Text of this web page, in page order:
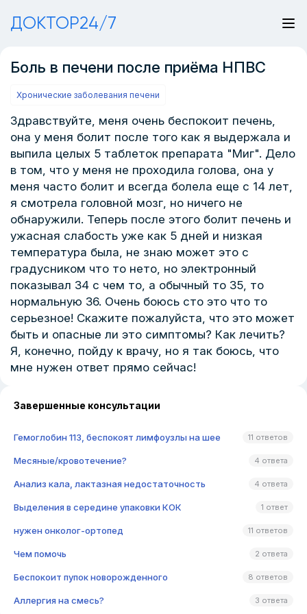
ДОКТОР24/7
Боль в печени после приёма НПВС
Хронические заболевания печени
Здравствуйте, меня очень беспокоит печень,
она у меня болит после того как я выдержала и
выпила целых 5 таблеток препарата "Миг". Дело
в том, что у меня не проходила голова, она у
меня часто болит и всегда болела еще с 14 лет,
я смотрела головной мозг, но ничего не
обнаружили. Теперь после этого болит печень и
ужасная слабость уже как 5 дней и низкая
температура была, не знаю может это с
градусником что то нето, но электронный
показывал 34 с чем то, а обычный то 35, то
нормальную 36. Очень боюсь сто это что то
серьезное! Скажите пожалуйста, что это может
быть и опасные ли это симптомы? Как лечить?
Я, конечно, пойду к врачу, но я так боюсь, что
мне нужен ответ прямо сейчас!
Завершенные консультации
Гемоглобин 113, беспокоят лимфоузлы на шее 11 ответов
Месяные/кровотечение? 4 ответа
Анализ кала, лактазная недостаточность 4 ответа
Выделения в середине упаковки КОК 1 ответ
нужен онколог-ортопед 11 ответов
Чем помочь 2 ответа
Беспокоит пупок новорожденного 8 ответов
Аллергия на смесь? 3 ответа